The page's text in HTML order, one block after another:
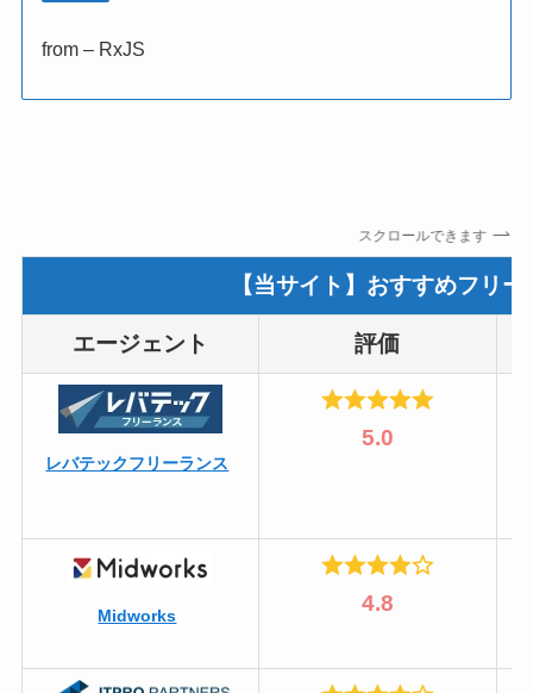
from – RxJS
スクロールできます
【当サイト】おすすめフリ
エージェント 評価
レバテックフリーランス
5.0
Midworks 4.8